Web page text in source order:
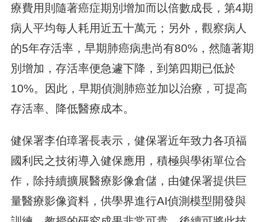
療費用則隨著癌症期別增加而以倍數成長，第4期
病人平均每人耗用近五十萬元；另外，觀察病人
的5年存活率，早期肺癌病患尚有80%，然隨著期
別增加，存活率便急遽下降，到第四期已低於
10%。因此，早期偵測肺癌並加以治療，可提高
存活率、降低醫療成本。
健保署李伯璋署長表示，健保署近年致力各項福
國利民之技術導入健保應用，積極與學術單位合
作，除持續擴展醫療影像倉儲，由健保署提供巨
量醫療影像資料，供學界進行AI偵測模型開發與